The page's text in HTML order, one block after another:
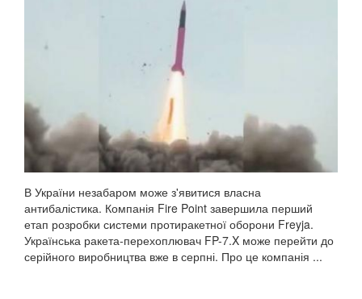
В України незабаром може з'явитися власна
антибалістика. Компанія Fire Point завершила перший
етап розробки системи протиракетної оборони Freyja.
Українська ракета-перехоплювач FP-7.X може перейти до
серійного виробництва вже в серпні. Про це компанія ...